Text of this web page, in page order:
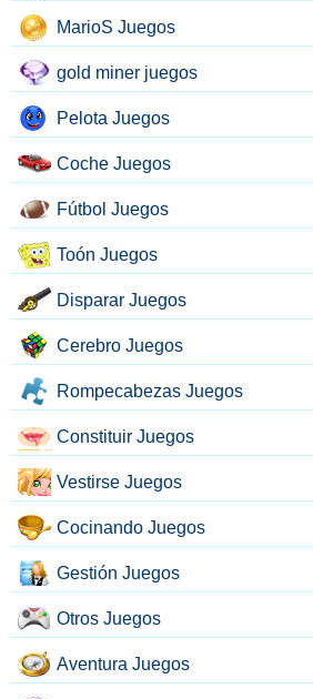
MarioS Juegos
gold miner juegos
Pelota Juegos
Coche Juegos
Fútbol Juegos
Toón Juegos
Disparar Juegos
Cerebro Juegos
Rompecabezas Juegos
Constituir Juegos
Vestirse Juegos
Cocinando Juegos
Gestión Juegos
Otros Juegos
Aventura Juegos